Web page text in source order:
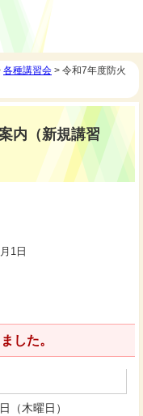
各種講習会 > 令和7年度防火
内（新規講習
1日
した。
（木曜日）